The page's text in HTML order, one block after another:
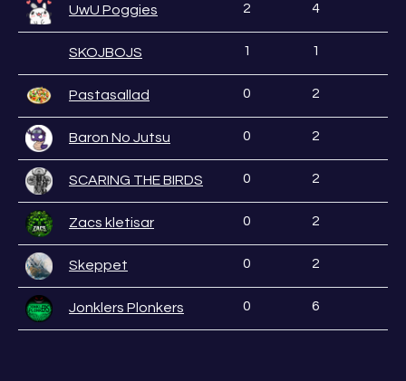
UwU Poggies 2 4
SKOJBOJS 1 1
Pastasallad 0 2
Baron No Jutsu 0 2
SCARING THE BIRDS 0 2
Zacs kletisar 0 2
Skeppet 0 2
Jonklers Plonkers 0 6